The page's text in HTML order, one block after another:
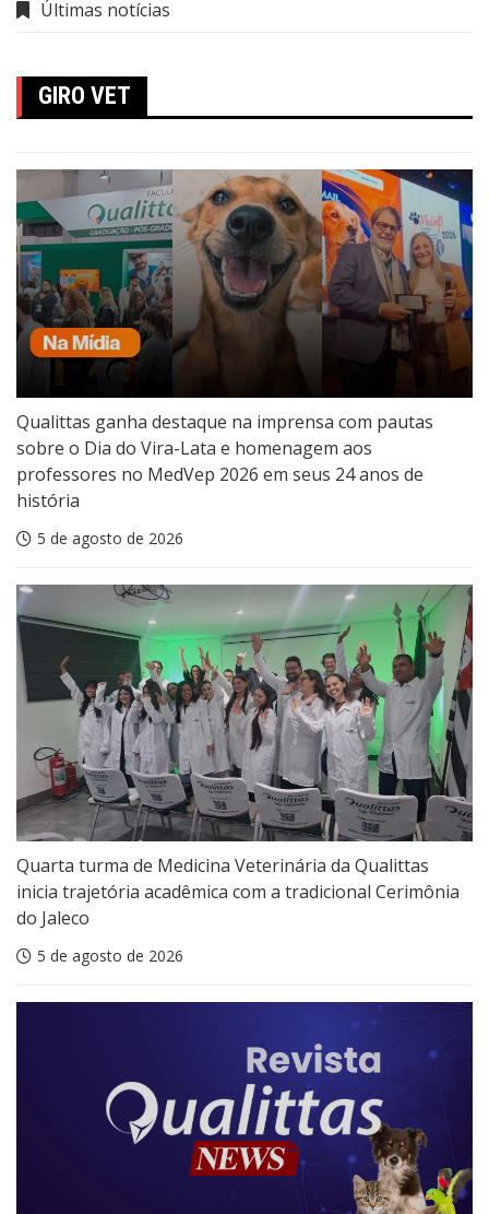
Últimas notícias
GIRO VET
Qualittas ganha destaque na imprensa com pautas
sobre o Dia do Vira-Lata e homenagem aos
professores no MedVep 2026 em seus 24 anos de
história
5 de agosto de 2026
Quarta turma de Medicina Veterinária da Qualittas
inicia trajetória acadêmica com a tradicional Cerimônia
do Jaleco
5 de agosto de 2026